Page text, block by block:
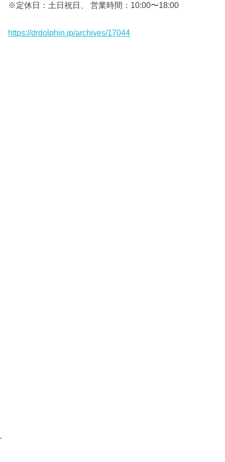
※定休日：土日祝日、 営業時間：10:00〜18:00
https://drdolphin.jp/archives/17044